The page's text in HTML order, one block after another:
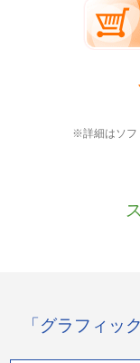
※詳細はソフ
「グラフィッ